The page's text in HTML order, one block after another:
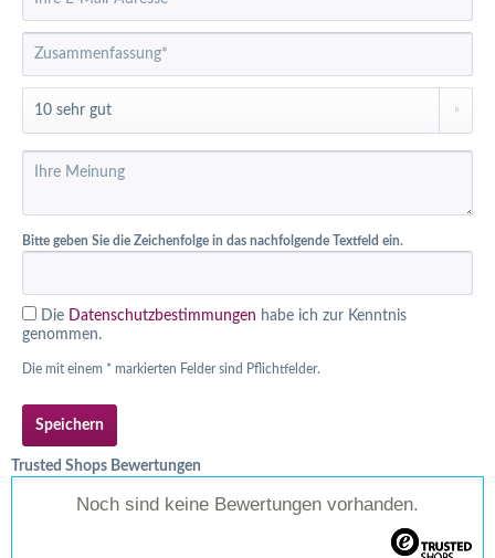
Bitte geben Sie die Zeichenfolge in das nachfolgende Textfeld ein.
Die Datenschutzbestimmungen habe ich zur Kenntnis
genommen.
Die mit einem * markierten Felder sind Pflichtfelder.
Speichern
Trusted Shops Bewertungen
Noch sind keine Bewertungen vorhanden.